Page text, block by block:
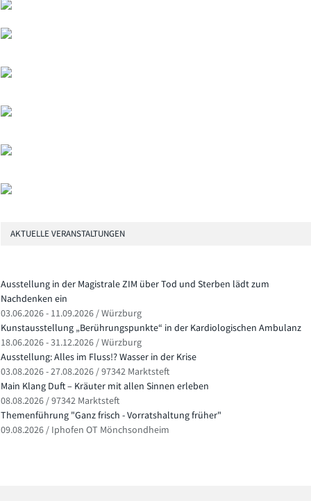
AKTUELLE VERANSTALTUNGEN
Ausstellung in der Magistrale ZIM über Tod und Sterben lädt zum
Nachdenken ein
03.06.2026 - 11.09.2026 / Würzburg
Kunstausstellung „Berührungspunkte“ in der Kardiologischen Ambulanz
18.06.2026 - 31.12.2026 / Würzburg
Ausstellung: Alles im Fluss!? Wasser in der Krise
03.08.2026 - 27.08.2026 / 97342 Marktsteft
Main Klang Duft – Kräuter mit allen Sinnen erleben
08.08.2026 / 97342 Marktsteft
Themenführung "Ganz frisch - Vorratshaltung früher"
09.08.2026 / Iphofen OT Mönchsondheim